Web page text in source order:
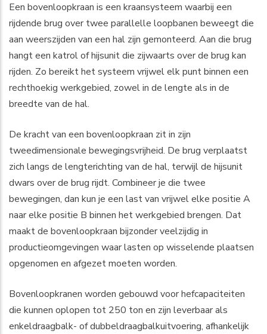
Een bovenloopkraan is een kraansysteem waarbij een
rijdende brug over twee parallelle loopbanen beweegt die
aan weerszijden van een hal zijn gemonteerd. Aan die brug
hangt een katrol of hijsunit die zijwaarts over de brug kan
rijden. Zo bereikt het systeem vrijwel elk punt binnen een
rechthoekig werkgebied, zowel in de lengte als in de
breedte van de hal.
De kracht van een bovenloopkraan zit in zijn
tweedimensionale bewegingsvrijheid. De brug verplaatst
zich langs de lengterichting van de hal, terwijl de hijsunit
dwars over de brug rijdt. Combineer je die twee
bewegingen, dan kun je een last van vrijwel elke positie A
naar elke positie B binnen het werkgebied brengen. Dat
maakt de bovenloopkraan bijzonder veelzijdig in
productieomgevingen waar lasten op wisselende plaatsen
opgenomen en afgezet moeten worden.
Bovenloopkranen worden gebouwd voor hefcapaciteiten
die kunnen oplopen tot 250 ton en zijn leverbaar als
enkeldraagbalk- of dubbeldraagbalkuitvoering, afhankelijk